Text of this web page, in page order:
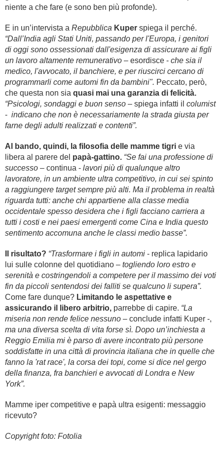
niente a che fare (e sono ben più profonde).
E in un’intervista a Repubblica Kuper spiega il perché.
“Dall’India agli Stati Uniti, passando per l'Europa, i genitori
di oggi sono ossessionati dall'esigenza di assicurare ai figli
un lavoro altamente remunerativo – esordisce - che sia il
medico, l'avvocato, il banchiere, e per riuscirci cercano di
programmarli come automi fin da bambini". Peccato, però,
che questa non sia quasi mai una garanzia di felicità.
“Psicologi, sondaggi e buon senso – spiega infatti il columist
- indicano che non è necessariamente la strada giusta per
farne degli adulti realizzati e contenti”.
Al bando, quindi, la filosofia delle mamme tigri e via
libera al parere del papà-gattino. “Se fai una professione di
successo – continua - lavori più di qualunque altro
lavoratore, in un ambiente ultra competitivo, in cui sei spinto
a raggiungere target sempre più alti. Ma il problema in realtà
riguarda tutti: anche chi appartiene alla classe media
occidentale spesso desidera che i figli facciano carriera a
tutti i costi e nei paesi emergenti come Cina e India questo
sentimento accomuna anche le classi medio basse”.
Il risultato? “Trasformare i figli in automi - replica lapidario
lui sulle colonne del quotidiano – togliendo loro estro e
serenità e costringendoli a competere per il massimo dei voti
fin da piccoli sentendosi dei falliti se qualcuno li supera”.
Come fare dunque? Limitando le aspettative e
assicurando il libero arbitrio, parrebbe di capire. “La
miseria non rende felice nessuno – conclude infatti Kuper -,
ma una diversa scelta di vita forse sì. Dopo un’inchiesta a
Reggio Emilia mi è parso di avere incontrato più persone
soddisfatte in una città di provincia italiana che in quelle che
fanno la 'rat race', la corsa dei topi, come si dice nel gergo
della finanza, fra banchieri e avvocati di Londra e New
York”.
Mamme iper competitive e papà ultra esigenti: messaggio
ricevuto?
Copyright foto: Fotolia